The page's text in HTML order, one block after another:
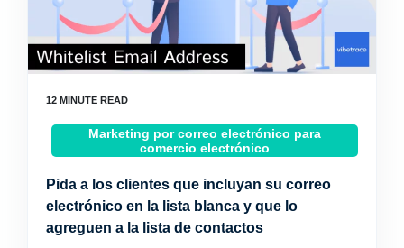
Marketing por correo electrónico para
comercio electrónico
Pida a los clientes que incluyan su correo
electrónico en la lista blanca y que lo
agreguen a la lista de contactos